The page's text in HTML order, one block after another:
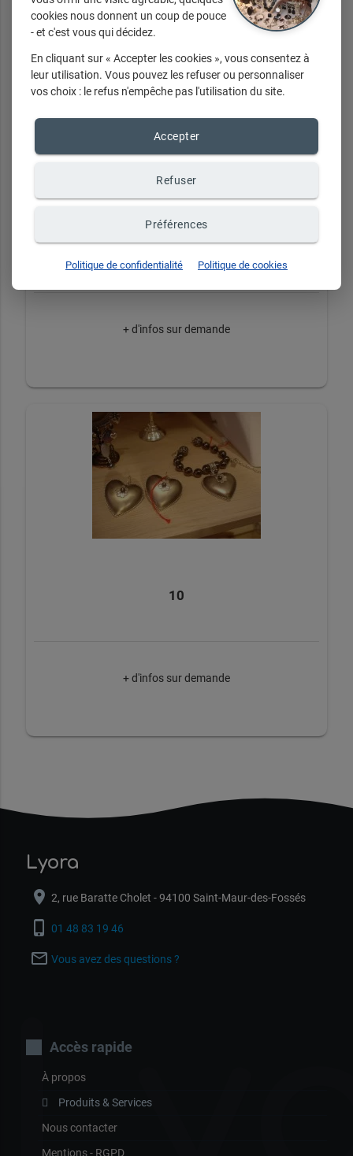
2
+ d'infos sur demande
10
+ d'infos sur demande
Lyora
location_on 2, rue Baratte Cholet - 94100 Saint-Maur-des-Fossés
phone_iphone 01 48 83 19 46
mail_outline Vous avez des questions ?
Accès rapide
À propos
Produits & Services
Nous contacter
Mentions - RGPD
cookies nous donnent un coup de pouce
- et c'est vous qui décidez.
En cliquant sur « Accepter les cookies », vous consentez à
leur utilisation. Vous pouvez les refuser ou personnaliser
vos choix : le refus n'empêche pas l'utilisation du site.
Accepter
Refuser
Préférences
Politique de confidentialité Politique de cookies